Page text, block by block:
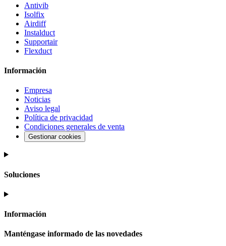
Antivib
Isolfix
Airdiff
Instalduct
Supportair
Flexduct
Información
Empresa
Noticias
Aviso legal
Política de privacidad
Condiciones generales de venta
Gestionar cookies
Soluciones
Información
Manténgase informado de las novedades